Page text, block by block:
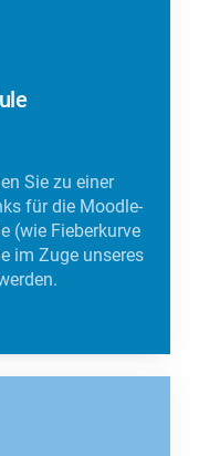
Sie zu einer
für die Moodle-
(wie Fieberkurve
im Zuge unseres